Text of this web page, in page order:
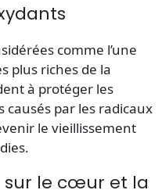
comme l’une
plus riches de la
à protéger les
causés par les radicaux
le vieillissement
sur le cœur et la